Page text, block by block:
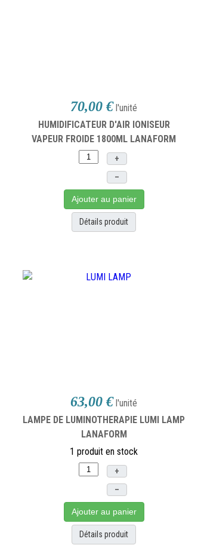
70,00 € l'unité
HUMIDIFICATEUR D'AIR IONISEUR
VAPEUR FROIDE 1800ML LANAFORM
+
–
Ajouter au panier
Détails produit
63,00 € l'unité
LAMPE DE LUMINOTHERAPIE LUMI LAMP
LANAFORM
1 produit en stock
+
–
Ajouter au panier
Détails produit